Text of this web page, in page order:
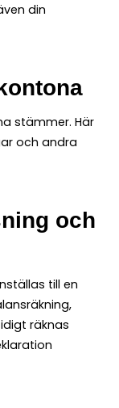
din
stämmer. Här
och andra
och
till en
räknas